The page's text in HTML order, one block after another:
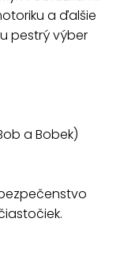
a ďalšie
pestrý výber
a Bobek)